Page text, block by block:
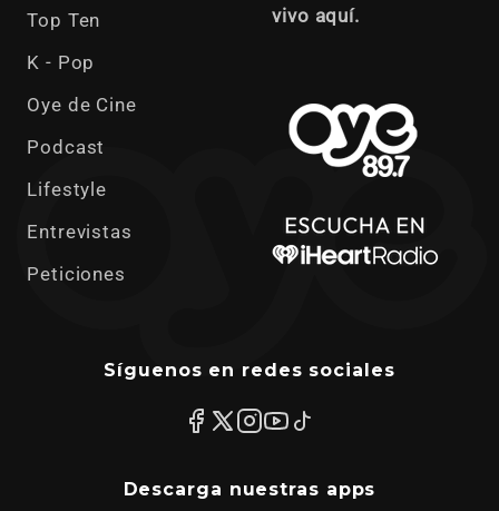
Top Ten
K - Pop
Oye de Cine
Podcast
Lifestyle
Entrevistas
Peticiones
vivo aquí.
Síguenos en redes sociales
Descarga nuestras apps